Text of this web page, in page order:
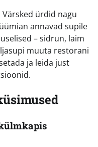
ürdid nagu
annavad supile
– sidrun, laim
muuta restorani
ja leida just